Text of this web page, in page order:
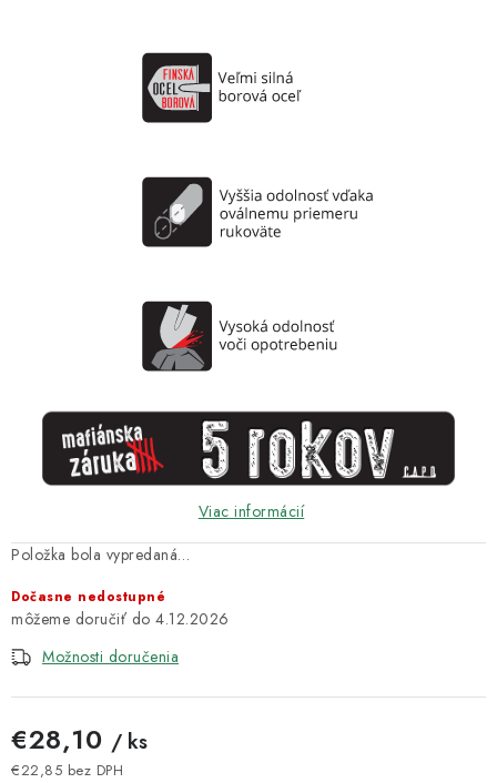
Viac informácií
Položka bola vypredaná…
Dočasne nedostupné
4.12.2026
Možnosti doručenia
€28,10 / ks
€22,85 bez DPH